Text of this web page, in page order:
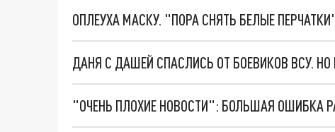
ОПЛЕУХА МАСКУ. "ПОРА СНЯТЬ БЕЛЫЕ
ДАНЯ С ДАШЕЙ СПАСЛИСЬ ОТ БОЕВИКОВ ВСУ.